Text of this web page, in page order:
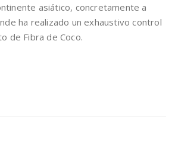
asiático, concretamente a
ha realizado un exhaustivo control
de Fibra de Coco.